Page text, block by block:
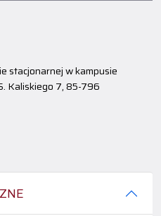
stacjonarnej w kampusie
Kaliskiego 7, 85-796